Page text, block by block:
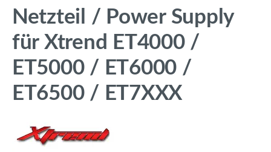
Netzteil / Power Supply
für Xtrend ET4000 /
ET5000 / ET6000 /
ET6500 / ET7XXX